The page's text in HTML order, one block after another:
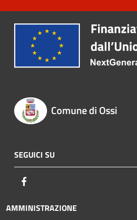
Comune di Ossi
SEGUICI SU
AMMINISTRAZIONE